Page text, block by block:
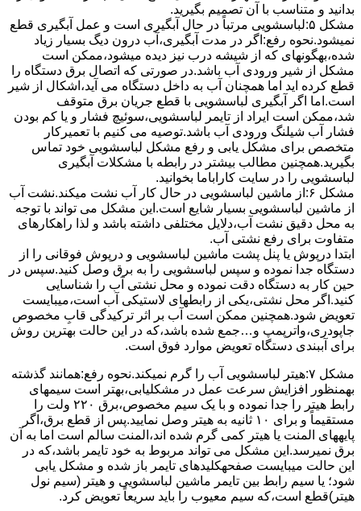
بدانید و متناسب با آن تصمیم بگیرید.
مشکل ۵:لباسشویی مرتباً در ﺣﺎل آﺑﮕﯿﺮی اﺳﺖ و ﻋﻤﻞ آﺑﮕﯿﺮی ﻗﻄﻊ
نمیشود.نحوه رﻓﻊ:اﮔﺮ در ﻣﺪت آﺑﮕﯿﺮی،آب درون دﯾﮓ ﺑﺴﯿﺎر زﯾﺎد
ﺷﺪه،بهگونهای ﮐﻪ از ﺷﯿﺸﻪ درب ﻧﯿﺰ دﯾﺪه میشود،ممکن است
مشکل از شیر ورودی آب باشد.در صورتی که اتصال برق دستگاه را
قطع کرده اید اما همچنان آب به داخل دستگاه می آید،اشکال از شیر
است.اما اگر آبگیری لباسشویی با قطع جریان برق متوقف
شد،ممکن است ایراد از تایمر لباسشویی،سوئیچ فشار و یا کم بودن
فشار آب شیلنگ ورودی آب باشد.توصیه می کنیم با تعمیرکار
متخصص برای مشکل یابی و رفع مشکل لباسشویی خود تماس
بگیرید.همچنین مطالب بیشتر در رابطه با مشکلات آبگیری
لباسشویی را در سایت کاراباما بخوانید.
مشکل ۶:از ﻣﺎﺷﯿﻦ لباسشویی در ﺣﺎل ﮐﺎر آب ﻧﺸﺖ میکند.نشت آب
از ماشین لباسشویی بسیار شایع است.این مشکل می تواند با توجه
به محل دقیق نشت آب،دلایل مختلفی داشته باشد و لذا راهکارهای
متفاوت برای رفع نشتی آب.
ابتدا درپوش یا پنل ﭘﺸﺖ ﻣﺎﺷﯿﻦ لباسشویی و درپوش ﻓﻮﻗﺎﻧﯽ را از
دستگاه ﺟﺪا ﻧﻤﻮده و ﺳﭙﺲ لباسشویی را ﺑﻪ ﺑﺮق وصل ﮐﻨﯿﺪ.سپس در
حین کار به دستگاه دقت نموده و ﻣﺤﻞ نشتی آب را ﺷﻨﺎﺳﺎﯾﯽ
کنید.اﮔﺮ ﻣﺤﻞ نشتی،ﯾﮑﯽ از رابطهای ﻻﺳﺘﯿﮑﯽ آب اﺳﺖ،میبایست
ﺗﻌﻮﯾﺾ شود.همچنین ﻣﻤﮑﻦ اﺳﺖ آب بر اثر ﺗﺮﮐﯿﺪﮔﯽ قابِ ﻣﺨﺼﻮص
ﺟﺎﭘﻮدری،واترپمپ و…جمع شده ﺑﺎﺷﺪ،ﮐﻪ در این حالت بهترین روش
برای آببندی دستگاه ﺗﻌﻮﯾﺾ ﻣﻮارد ﻓﻮق اﺳﺖ.
مشکل ۷:ﻫﯿﺘﺮ لباسشویی آب را ﮔﺮم نمیکند.نحوه رﻓﻊ:ﻫﻤﺎﻧﻨﺪ ﮔﺬﺷﺘﻪ
بهمنظور اﻓﺰاﯾﺶ ﺳﺮﻋﺖ ﻋﻤﻞ در مشکلیابی،بهتر است سیمهای
راﺑﻂ ﻫﯿﺘﺮ را ﺟﺪا ﻧﻤﻮده و ﺑﺎ ﯾﮏ ﺳﯿﻢ ﻣﺨﺼﻮص،برق ۲۲۰ ولت را
مستقیماً و برای ۱۰ ﺛﺎﻧﯿﻪ ﺑﻪ ﻫﯿﺘﺮ وصل نمایید.ﭘﺲ از ﻗﻄﻊ ﺑﺮق،اﮔﺮ
پایههای اﻟﻤﻨﺖ یا هیتر کمی ﮔﺮم ﺷﺪه اند،اﻟﻤﻨﺖ ﺳﺎﻟﻢ است اما ﺑﻪ آن
ﺑﺮق نمیرسد.اﯾﻦ ﻣﺸﮑﻞ می تواند مربوط به ﺧﻮد ﺗﺎﯾﻤﺮ باشد،ﮐﻪ در
این حالت میبایست صفحهکلیدهای ﺗﺎﯾﻤﺮ باز شده و مشکل یابی
شود؛ ﯾﺎ ﺳﯿﻢ راﺑﻂ ﺑﯿﻦ ﺗﺎﯾﻤﺮ ماشین لباسشویی و ﻫﯿﺘﺮ (سیم ﻧﻮل
ﻫﯿﺘﺮ)ﻗﻄﻊ اﺳﺖ،ﮐﻪ ﺳﯿﻢ ﻣﻌﯿﻮب را ﺑﺎﯾﺪ سریعاً ﺗﻌﻮﯾﺾ کرد.